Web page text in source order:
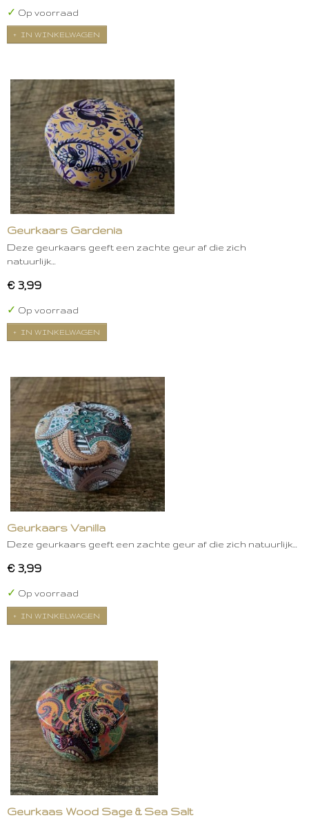
✓ Op voorraad
IN WINKELWAGEN
Geurkaars Gardenia
Deze geurkaars geeft een zachte geur af die zich
natuurlijk…
€ 3,99
✓ Op voorraad
IN WINKELWAGEN
Geurkaars Vanilla
Deze geurkaars geeft een zachte geur af die zich natuurlijk…
€ 3,99
✓ Op voorraad
IN WINKELWAGEN
Geurkaas Wood Sage & Sea Salt